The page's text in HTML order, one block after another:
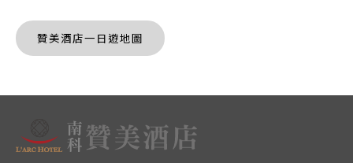
贊美酒店一日遊地圖